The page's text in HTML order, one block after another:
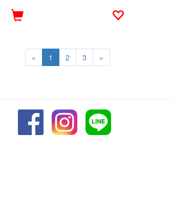
« 1 2 3 »